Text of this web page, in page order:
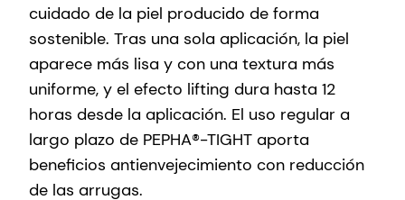
cuidado de la piel producido de forma
sostenible. Tras una sola aplicación, la piel
aparece más lisa y con una textura más
uniforme, y el efecto lifting dura hasta 12
horas desde la aplicación. El uso regular a
largo plazo de PEPHA®-TIGHT aporta
beneficios antienvejecimiento con reducción
de las arrugas.